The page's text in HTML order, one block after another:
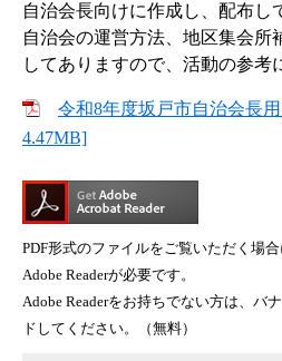
自治会長向けに作成し、配布し
自治会の運営方法、地区集会所
してありますので、活動の参考
令和8年度坂戸市自治会長
4.47MB]
PDF形式のファイルをご覧いただく場
Adobe Readerが必要です。
Adobe Readerをお持ちでない方は、バ
ドしてください。（無料）